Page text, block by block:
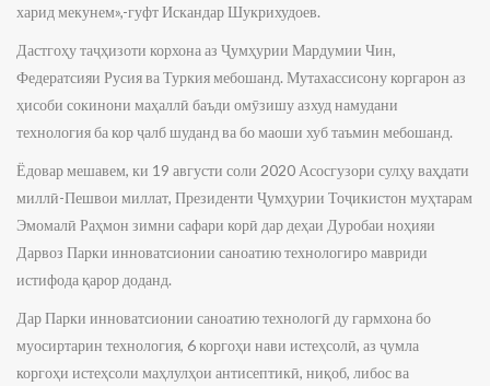
харид мекунем»,-гуфт Искандар Шукрихудоев.
Дастгоҳу таҷҳизоти корхона аз Ҷумҳурии Мардумии Чин,
Федератсияи Русия ва Туркия мебошанд. Мутахассисону коргарон аз
ҳисоби сокинони маҳаллӣ баъди омӯзишу азхуд намудани
технология ба кор ҷалб шуданд ва бо маоши хуб таъмин мебошанд.
Ёдовар мешавем, ки 19 августи соли 2020 Асосгузори сулҳу ваҳдати
миллӣ-Пешвои миллат, Президенти Ҷумҳурии Тоҷикистон муҳтарам
Эмомалӣ Раҳмон зимни сафари корӣ дар деҳаи Дуробаи ноҳияи
Дарвоз Парки инноватсионии саноатию технологиро мавриди
истифода қарор доданд.
Дар Парки инноватсионии саноатию технологӣ ду гармхона бо
муосиртарин технология, 6 коргоҳи нави истеҳсолӣ, аз ҷумла
коргоҳи истеҳсоли маҳлулҳои антисептикӣ, ниқоб, либос ва